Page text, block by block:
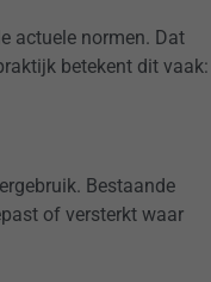
actuele normen. Dat
betekent dit vaak:
Bestaande
of versterkt waar